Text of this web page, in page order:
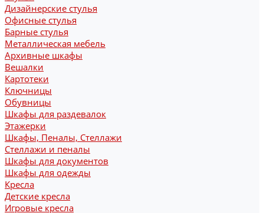
Дизайнерские стулья
Офисные стулья
Барные стулья
Металлическая мебель
Архивные шкафы
Вешалки
Картотеки
Ключницы
Обувницы
Шкафы для раздевалок
Этажерки
Шкафы, Пеналы, Стеллажи
Стеллажи и пеналы
Шкафы для документов
Шкафы для одежды
Кресла
Детские кресла
Игровые кресла